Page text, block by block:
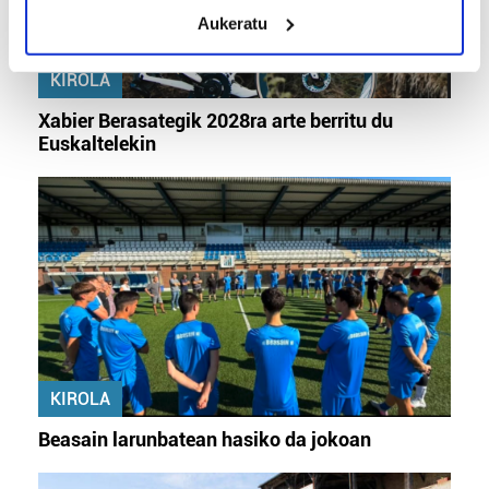
Identify your device by actively scanning it for
specific characteristics (fingerprinting)
Find out more about how your personal data is processed
and set your preferences in the
details section
prozesatzen ditugu, zure IP zenbakia, besteak beste,
teknologia erabiliz, cookieak adibidez, iragarki eta eduki
pertsonalizatuak eskaintzeko, iragarkiak eta edukia
neurtzeko, jendeari buruzko informazioa biltzeko eta
produktuak garatzeko. Zure datuak nork eta zertarako
erabiltzen dituen hauta dezakezu.
Bazkide batzuek ez dizute baimenik eskatzen, eta beren
interes komertzial legitimoetan babesten dira. Ikusi gure
duten interes legitimoa eta horren aurka nola egin
dezakezun ikusteko.
Aukeratu
KIROLA
Xabier Berasategik 2028ra arte berritu du
Euskaltelekin
KIROLA
Beasain larunbatean hasiko da jokoan